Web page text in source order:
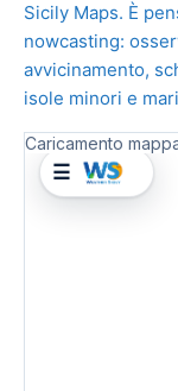
Sicily Maps. È
nowcasting:
avvicinamento,
isole minori e